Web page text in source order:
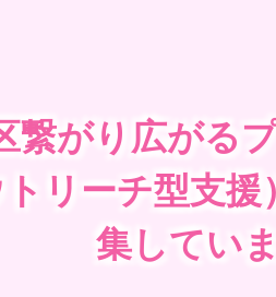
繋がり広がる
リーチ型支
集してい